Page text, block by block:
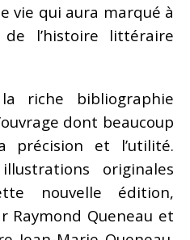
vie qui aura marqué à
l’histoire littéraire
riche bibliographie
dont beaucoup
précision et l’utilité.
originales
nouvelle édition,
Raymond Queneau et